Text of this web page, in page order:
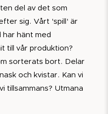
del av det som
sig. Vårt 'spill' är
hänt med
till vår produktion?
sorterats bort. Delar
och kvistar. Kan vi
tillsammans? Utmana